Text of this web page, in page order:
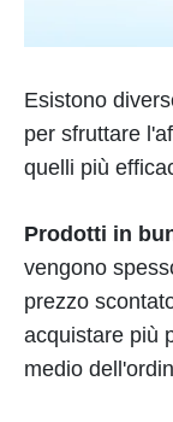
Esistono
per sfruttare
quelli più
Prodotti in
vengono
prezzo
acquistare più
medio